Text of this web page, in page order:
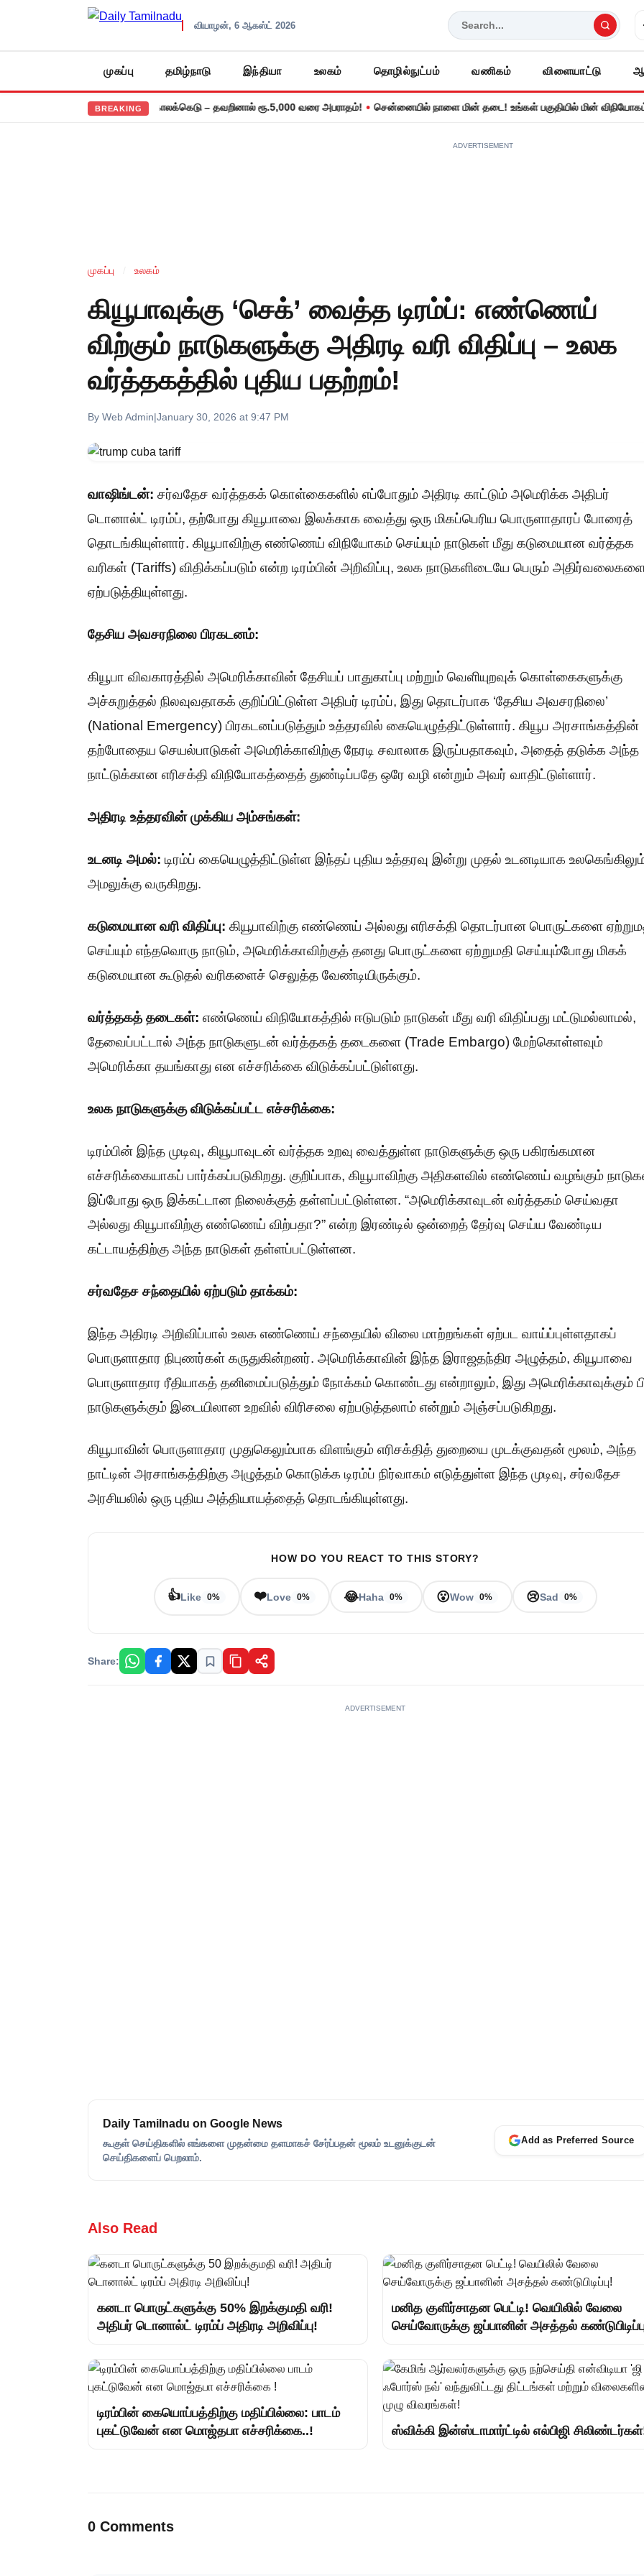
வியாழன், 6 ஆகஸ்ட் 2026
முகப்பு தமிழ்நாடு இந்தியா உலகம் தொழில்நுட்பம் வணிகம் விளையாட்டு
BREAKING
கணக்குத் தாக்கல்: ஜூலை 31 காலக்கெடு – தவறினால் ரூ.5,000 வரை அபராதம்! • சென்னையில் நாளை மின் தடை! உங்கள் பகுதியில் மின் விநியோகம்
ADVERTISEMENT
முகப்பு உலகம்
கியூபாவுக்கு ‘செக்’ வைத்த டிரம்ப்: எண்ணெய்
விற்கும் நாடுகளுக்கு அதிரடி வரி விதிப்பு – உலக
வர்த்தகத்தில் புதிய பதற்றம்!
By Web Admin|January 30, 2026 at 9:47 PM
வாஷிங்டன்: சர்வதேச வர்த்தகக் கொள்கைகளில் எப்போதும் அதிரடி காட்டும் அமெரிக்க அதிபர்
டொனால்ட் டிரம்ப், தற்போது கியூபாவை இலக்காக வைத்து ஒரு மிகப்பெரிய பொருளாதாரப் போரைத்
தொடங்கியுள்ளார். கியூபாவிற்கு எண்ணெய் விநியோகம் செய்யும் நாடுகள் மீது கடுமையான வர்த்தக
வரிகள் (Tariffs) விதிக்கப்படும் என்ற டிரம்பின் அறிவிப்பு, உலக நாடுகளிடையே பெரும்
ஏற்படுத்தியுள்ளது.
தேசிய அவசரநிலை பிரகடனம்:
கியூபா விவகாரத்தில் அமெரிக்காவின் தேசியப் பாதுகாப்பு மற்றும் வெளியுறவுக் கொள்கைகளுக்கு
அச்சுறுத்தல் நிலவுவதாகக் குறிப்பிட்டுள்ள அதிபர் டிரம்ப், இது தொடர்பாக ‘தேசிய அவசரநிலை’
(National Emergency) பிரகடனப்படுத்தும் உத்தரவில் கையெழுத்திட்டுள்ளார். கியூப அரசாங்கத்தின்
தற்போதைய செயல்பாடுகள் அமெரிக்காவிற்கு நேரடி சவாலாக இருப்பதாகவும், அதைத் தடுக்க அந்த
நாட்டுக்கான எரிசக்தி விநியோகத்தைத் துண்டிப்பதே ஒரே வழி என்றும் அவர் வாதிட்டுள்ளார்.
அதிரடி உத்தரவின் முக்கிய அம்சங்கள்:
உடனடி அமல்: டிரம்ப் கையெழுத்திட்டுள்ள இந்தப் புதிய உத்தரவு இன்று முதல் உடனடியாக
அமலுக்கு வருகிறது.
கடுமையான வரி விதிப்பு: கியூபாவிற்கு எண்ணெய் அல்லது எரிசக்தி தொடர்பான பொருட்களை
செய்யும் எந்தவொரு நாடும், அமெரிக்காவிற்குத் தனது பொருட்களை ஏற்றுமதி செய்யும்போது மிகக்
கடுமையான கூடுதல் வரிகளைச் செலுத்த வேண்டியிருக்கும்.
வர்த்தகத் தடைகள்: எண்ணெய் விநியோகத்தில் ஈடுபடும் நாடுகள் மீது வரி விதிப்பது மட்டுமல்லாமல்,
தேவைப்பட்டால் அந்த நாடுகளுடன் வர்த்தகத் தடைகளை (Trade Embargo) மேற்கொள்ளவும்
அமெரிக்கா தயங்காது என எச்சரிக்கை விடுக்கப்பட்டுள்ளது.
உலக நாடுகளுக்கு விடுக்கப்பட்ட எச்சரிக்கை:
டிரம்பின் இந்த முடிவு, கியூபாவுடன் வர்த்தக உறவு வைத்துள்ள நாடுகளுக்கு ஒரு பகிரங்கமான
எச்சரிக்கையாகப் பார்க்கப்படுகிறது. குறிப்பாக, கியூபாவிற்கு அதிகளவில் எண்ணெய் வழங்கும்
இப்போது ஒரு இக்கட்டான நிலைக்குத் தள்ளப்பட்டுள்ளன. “அமெரிக்காவுடன் வர்த்தகம் செய்வதா
அல்லது கியூபாவிற்கு எண்ணெய் விற்பதா?” என்ற இரண்டில் ஒன்றைத் தேர்வு செய்ய வேண்டிய
கட்டாயத்திற்கு அந்த நாடுகள் தள்ளப்பட்டுள்ளன.
சர்வதேச சந்தையில் ஏற்படும் தாக்கம்:
இந்த அதிரடி அறிவிப்பால் உலக எண்ணெய் சந்தையில் விலை மாற்றங்கள் ஏற்பட வாய்ப்புள்ளதாகப்
பொருளாதார நிபுணர்கள் கருதுகின்றனர். அமெரிக்காவின் இந்த இராஜதந்திர அழுத்தம், கியூபாவை
பொருளாதார ரீதியாகத் தனிமைப்படுத்தும் நோக்கம் கொண்டது என்றாலும், இது அமெரிக்காவுக்கும்
நாடுகளுக்கும் இடையிலான உறவில் விரிசலை ஏற்படுத்தலாம் என்றும் அஞ்சப்படுகிறது.
கியூபாவின் பொருளாதார முதுகெலும்பாக விளங்கும் எரிசக்தித் துறையை முடக்குவதன் மூலம், அந்த
நாட்டின் அரசாங்கத்திற்கு அழுத்தம் கொடுக்க டிரம்ப் நிர்வாகம் எடுத்துள்ள இந்த முடிவு, சர்வதேச
அரசியலில் ஒரு புதிய அத்தியாயத்தைத் தொடங்கியுள்ளது.
HOW DO YOU REACT TO THIS STORY?
👍Like 0% ❤️Love 0% 😂Haha 0% 😮Wow 0% 😢Sad 0%
Share:
ADVERTISEMENT
Daily Tamilnadu on Google News
கூகுள் செய்திகளில் எங்களை முதன்மை தளமாகச் சேர்ப்பதன் மூலம் உடனுக்குடன்
செய்திகளைப் பெறலாம்.
Add as Preferred Source
Also Read
கனடா பொருட்களுக்கு 50% இறக்குமதி வரி!
அதிபர் டொனால்ட் டிரம்ப் அதிரடி அறிவிப்பு!
மனித குளிர்சாதன பெட்டி! வெயிலில் வேலை
செய்வோருக்கு ஜப்பானின் அசத்தல்
டிரம்பின் கையொப்பத்திற்கு மதிப்பில்லை: பாடம்
புகட்டுவேன் என மொஜ்தபா எச்சரிக்கை..!
ஸ்விக்கி இன்ஸ்டாமார்ட்டில் எல்பிஜி
0 Comments